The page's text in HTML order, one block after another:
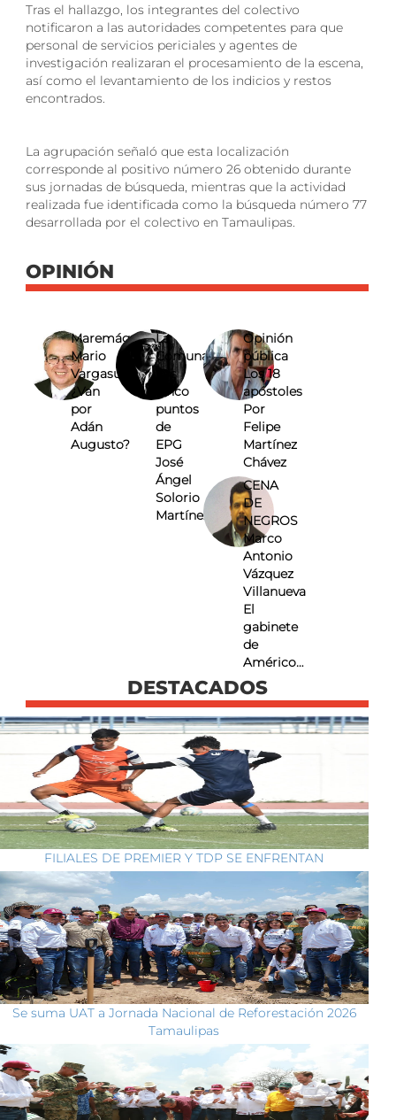
Tras el hallazgo, los integrantes del colectivo
notificaron a las autoridades competentes para que
personal de servicios periciales y agentes de
investigación realizaran el procesamiento de la escena,
así como el levantamiento de los indicios y restos
encontrados.
La agrupación señaló que esta localización
corresponde al positivo número 26 obtenido durante
sus jornadas de búsqueda, mientras que la actividad
realizada fue identificada como la búsqueda número 77
desarrollada por el colectivo en Tamaulipas.
OPINIÓN
Maremágnum
Mario
Vargasuárez
¿Van
por
Adán
Augusto?
La
Comuna
Los
cinco
puntos
de
EPG
José
Ángel
Solorio
Martínez
Opinión
pública
Los 18
apóstoles
Por
Felipe
Martínez
Chávez
CENA
DE
NEGROS
Marco
Antonio
Vázquez
Villanueva
El
gabinete
de
Américo…
DESTACADOS
FILIALES DE PREMIER Y TDP SE ENFRENTAN
Se suma UAT a Jornada Nacional de Reforestación 2026
Tamaulipas